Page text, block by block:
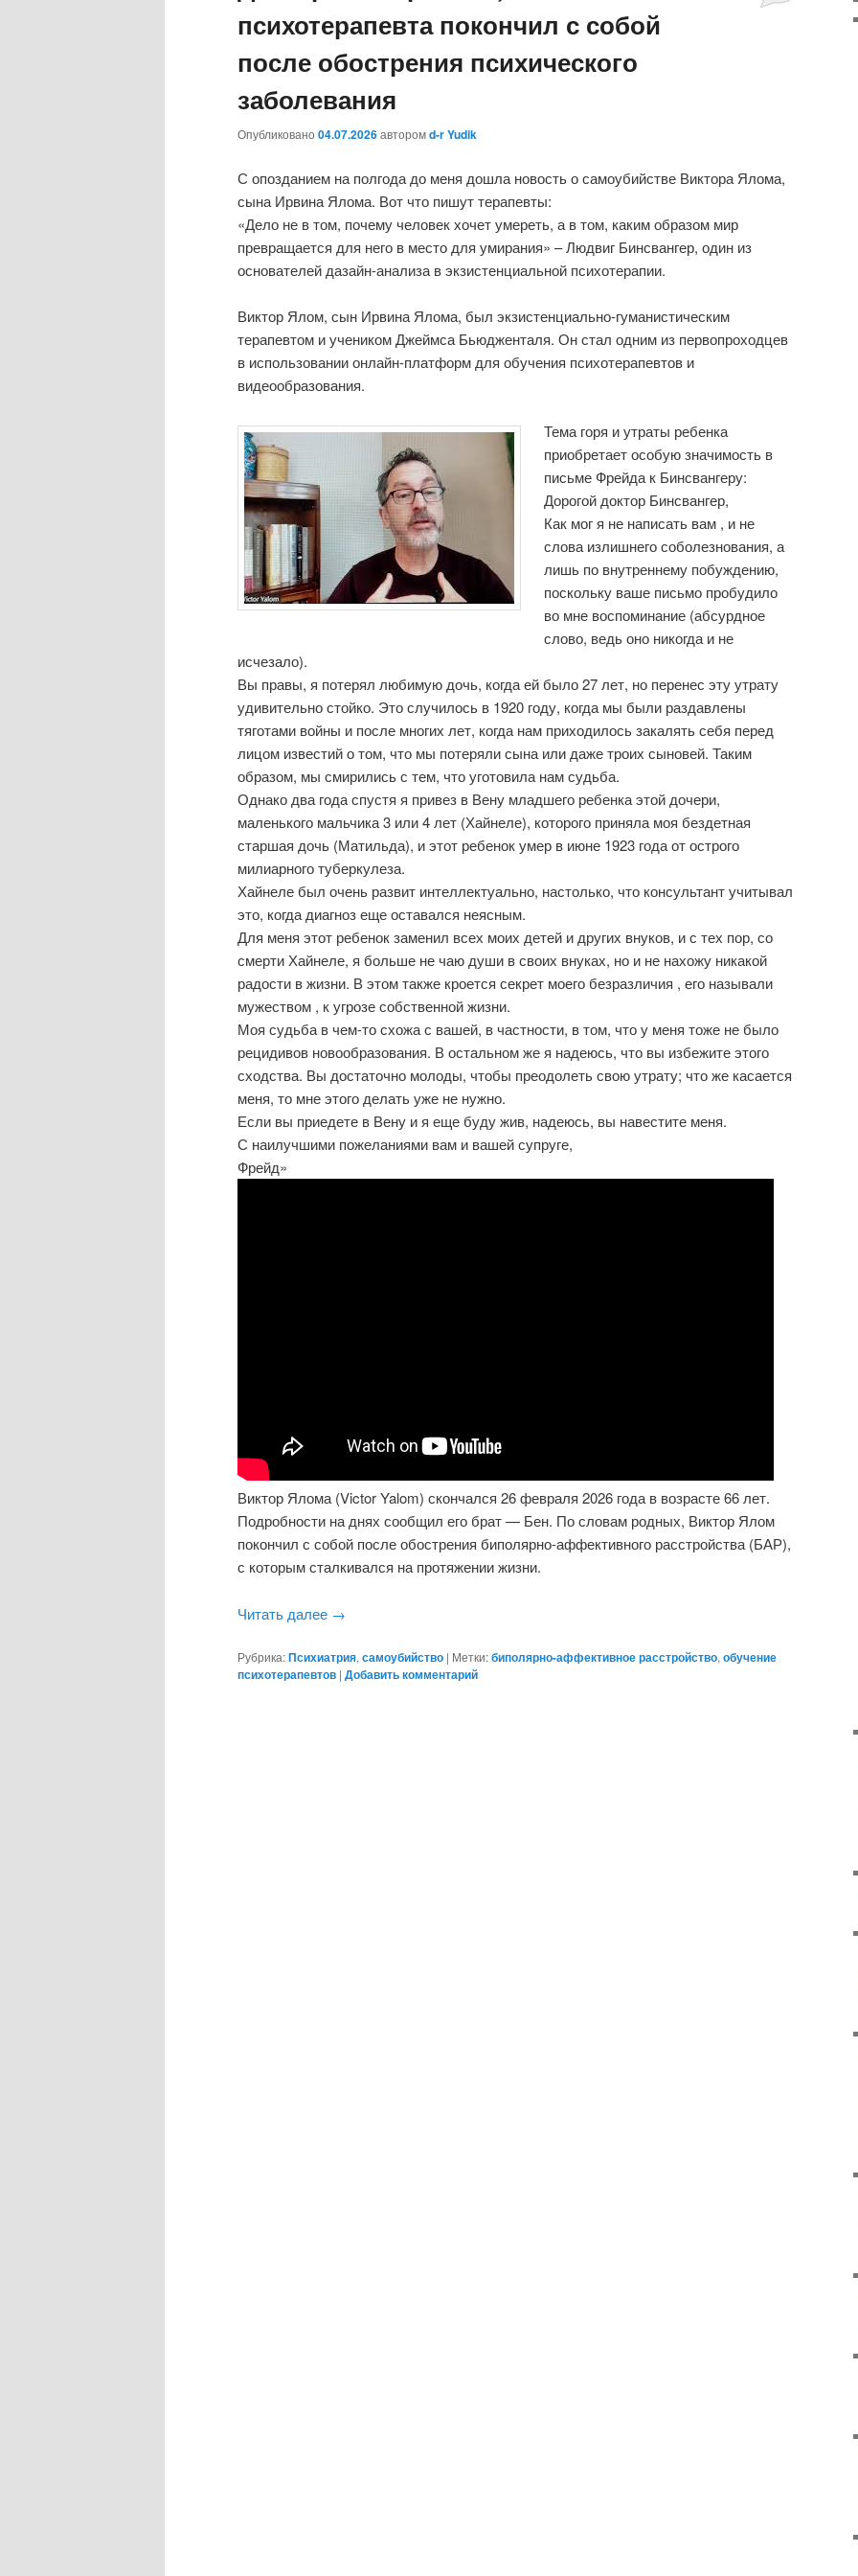
психотерапевта покончил с собой
после обострения психического
заболевания
Опубликовано 04.07.2026авторомd-r Yudik
С опозданием на полгода до меня дошла новость о самоубийстве Виктора Ялома,
сына Ирвина Ялома. Вот что пишут терапевты:
«Дело не в том, почему человек хочет умереть, а в том, каким образом мир
превращается для него в место для умирания» – Людвиг Бинсвангер, один из
основателей дазайн-анализа в экзистенциальной психотерапии.
Виктор Ялом, сын Ирвина Ялома, был экзистенциально-гуманистическим
терапевтом и учеником Джеймса Бьюдженталя. Он стал одним из первопроходцев
в использовании онлайн-платформ для обучения психотерапевтов и
видеообразования.
Тема горя и утраты ребенка
приобретает особую значимость в
письме Фрейда к Бинсвангеру:
Дорогой доктор Бинсвангер,
Как мог я не написать вам , и не
слова излишнего соболезнования, а
лишь по внутреннему побуждению,
поскольку ваше письмо пробудило
во мне воспоминание (абсурдное
слово, ведь оно никогда и не
исчезало).
Вы правы, я потерял любимую дочь, когда ей было 27 лет, но перенес эту утрату
удивительно стойко. Это случилось в 1920 году, когда мы были раздавлены
тяготами войны и после многих лет, когда нам приходилось закалять себя перед
лицом известий о том, что мы потеряли сына или даже троих сыновей. Таким
образом, мы смирились с тем, что уготовила нам судьба.
Однако два года спустя я привез в Вену младшего ребенка этой дочери,
маленького мальчика 3 или 4 лет (Хайнеле), которого приняла моя бездетная
старшая дочь (Матильда), и этот ребенок умер в июне 1923 года от острого
милиарного туберкулеза.
Хайнеле был очень развит интеллектуально, настолько, что консультант учитывал
это, когда диагноз еще оставался неясным.
Для меня этот ребенок заменил всех моих детей и других внуков, и с тех пор, со
смерти Хайнеле, я больше не чаю души в своих внуках, но и не нахожу никакой
радости в жизни. В этом также кроется секрет моего безразличия , его называли
мужеством , к угрозе собственной жизни.
Моя судьба в чем-то схожа с вашей, в частности, в том, что у меня тоже не было
рецидивов новообразования. В остальном же я надеюсь, что вы избежите этого
сходства. Вы достаточно молоды, чтобы преодолеть свою утрату; что же касается
меня, то мне этого делать уже не нужно.
Если вы приедете в Вену и я еще буду жив, надеюсь, вы навестите меня.
С наилучшими пожеланиями вам и вашей супруге,
Фрейд»
Виктор Ялома (Victor Yalom) скончался 26 февраля 2026 года в возрасте 66 лет.
Подробности на днях сообщил его брат — Бен. По словам родных, Виктор Ялом
покончил с собой после обострения биполярно-аффективного расстройства (БАР),
с которым сталкивался на протяжении жизни.
Читать далее →
Рубрика:Психиатрия, самоубийство | Метки:биполярно-аффективное расстройство, обучение
психотерапевтов | Добавить комментарий